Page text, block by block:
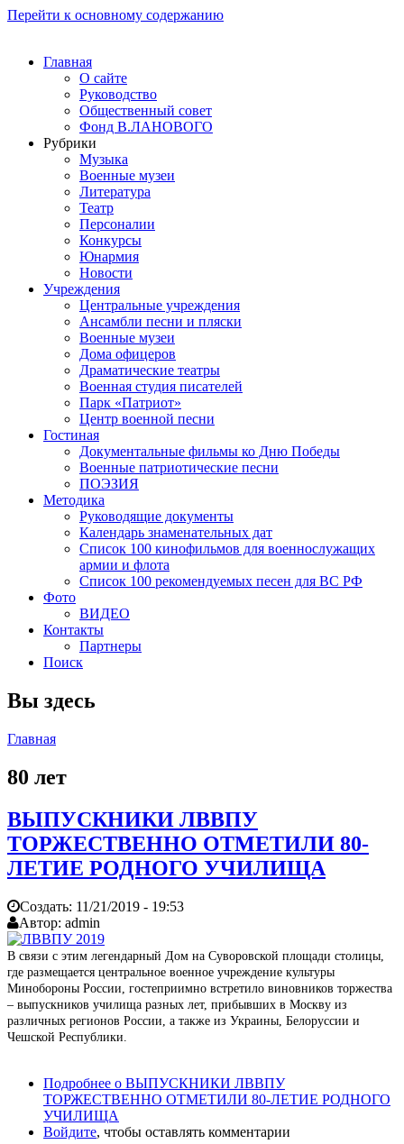
Перейти к основному содержанию
Главная
О сайте
Руководство
Общественный совет
Фонд В.ЛАНОВОГО
Рубрики
Музыка
Военные музеи
Литература
Театр
Персоналии
Конкурсы
Юнармия
Новости
Учреждения
Центральные учреждения
Ансамбли песни и пляски
Военные музеи
Дома офицеров
Драматические театры
Военная студия писателей
Парк «Патриот»
Центр военной песни
Гостиная
Документальные фильмы ко Дню Победы
Военные патриотические песни
ПОЭЗИЯ
Методика
Руководящие документы
Календарь знаменательных дат
Список 100 кинофильмов для военнослужащих
армии и флота
Список 100 рекомендуемых песен для ВС РФ
Фото
ВИДЕО
Контакты
Партнеры
Поиск
Вы здесь
Главная
80 лет
ВЫПУСКНИКИ ЛВВПУ
ТОРЖЕСТВЕННО ОТМЕТИЛИ 80-
ЛЕТИЕ РОДНОГО УЧИЛИЩА
Создать: 11/21/2019 - 19:53
Автор: admin
В связи с этим легендарный Дом на Суворовской площади столицы,
где размещается центральное военное учреждение культуры
Минобороны России, гостеприимно встретило виновников торжества
– выпускников училища разных лет, прибывших в Москву из
различных регионов России, а также из Украины, Белоруссии и
Чешской Республики.
Подробнее о ВЫПУСКНИКИ ЛВВПУ
ТОРЖЕСТВЕННО ОТМЕТИЛИ 80-ЛЕТИЕ РОДНОГО
УЧИЛИЩА
Войдите, чтобы оставлять комментарии